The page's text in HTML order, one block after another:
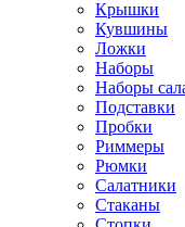
Крышки
Кувшины
Ложки
Наборы
Наборы
Подставки
Пробки
Риммеры
Рюмки
Салатники
Стаканы